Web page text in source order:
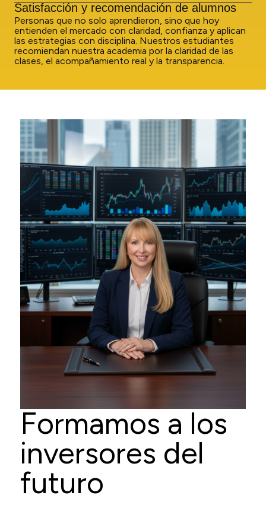
Satisfacción y recomendación de alumnos
Personas que no solo aprendieron, sino que hoy
entienden el mercado con claridad, confianza y aplican
las estrategias con disciplina. Nuestros estudiantes
recomiendan nuestra academia por la claridad de las
clases, el acompañamiento real y la transparencia.
Formamos a los
inversores del
futuro